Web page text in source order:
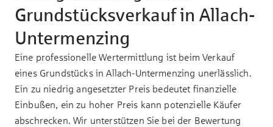
Grundstücksverkauf in Allach-
Untermenzing
Eine professionelle Wertermittlung ist beim Verkauf
eines Grundstücks in Allach-Untermenzing unerlässlich.
Ein zu niedrig angesetzter Preis bedeutet finanzielle
Einbußen, ein zu hoher Preis kann potenzielle Käufer
abschrecken. Wir unterstützen Sie bei der Bewertung